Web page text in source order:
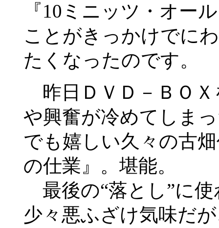
『10ミニッツ・オー
ことがきっかけでに
たくなったのです。
昨日ＤＶＤ－ＢＯ
や興奮が冷めてしま
でも嬉しい久々の古
の仕業』。堪能。
最後の“落とし”に
少々悪ふざけ気味だ